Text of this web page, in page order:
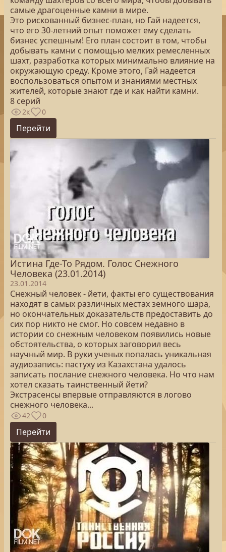
самые драгоценные камни в мире.
Это рискованный бизнес-план, но Гай надеется,
что его 30-летний опыт поможет ему сделать
бизнес успешным! Его план состоит в том, чтобы
добывать камни с помощью мелких ремесленных
шахт, разработка которых минимально влияние на
окружающую среду. Кроме этого, Гай надеется
воспользоваться опытом и знаниями местных
жителей, которые знают где и как найти камни.
8 серий
2к 0
Перейти
Истина Где-То Рядом. Голос Снежного
Человека (23.01.2014)
23.01.2014
Снежный человек - йети, факты его существования
находят в самых различных местах земного шара,
но окончательных доказательств предоставить до
сих пор никто не смог. Но совсем недавно в
истории со снежным человеком появились новые
обстоятельства, о которых заговорил весь
научный мир. В руки ученых попалась уникальная
аудиозапись: пастуху из Казахстана удалось
записать послание снежного человека. Но что нам
хотел сказать таинственный йети?
Экстрасенсы впервые отправляются в логово
снежного человека...
42 0
Перейти